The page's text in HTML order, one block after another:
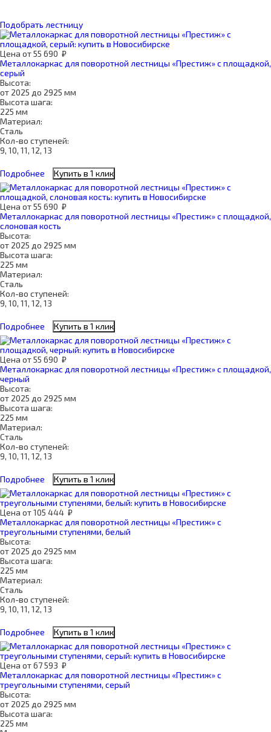
Подобрать лестницу
Цена от55 690 ₽
Металлокаркас для поворотной лестницы «Престиж» с площадкой,
серый
Высота:
от 2025 до 2925 мм
Высота шага:
225 мм
Материал:
Сталь
Кол-во ступеней:
9, 10, 11, 12, 13
Подробнее Купить в 1 клик
Цена от55 690 ₽
Металлокаркас для поворотной лестницы «Престиж» с площадкой,
слоновая кость
Высота:
от 2025 до 2925 мм
Высота шага:
225 мм
Материал:
Сталь
Кол-во ступеней:
9, 10, 11, 12, 13
Подробнее Купить в 1 клик
Цена от55 690 ₽
Металлокаркас для поворотной лестницы «Престиж» с площадкой,
черный
Высота:
от 2025 до 2925 мм
Высота шага:
225 мм
Материал:
Сталь
Кол-во ступеней:
9, 10, 11, 12, 13
Подробнее Купить в 1 клик
Цена от105 444 ₽
Металлокаркас для поворотной лестницы «Престиж» с
треугольными ступенями, белый
Высота:
от 2025 до 2925 мм
Высота шага:
225 мм
Материал:
Сталь
Кол-во ступеней:
9, 10, 11, 12, 13
Подробнее Купить в 1 клик
Цена от67 593 ₽
Металлокаркас для поворотной лестницы «Престиж» с
треугольными ступенями, серый
Высота:
от 2025 до 2925 мм
Высота шага:
225 мм